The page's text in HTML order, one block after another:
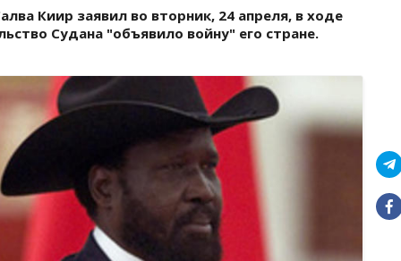
Киир заявил во вторник, 24 апреля, в ходе
Судана "объявило войну" его стране.